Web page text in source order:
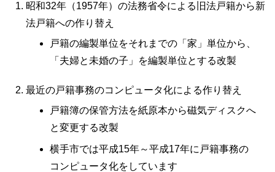
昭和32年（1957年）の法務省令による旧法戸籍から新
法戸籍への作り替え
戸籍の編製単位をそれまでの「家」単位から、
「夫婦と未婚の子」を編製単位とする改製
最近の戸籍事務のコンピュータ化による作り替え
戸籍簿の保管方法を紙原本から磁気ディスクへ
と変更する改製
横手市では平成15年～平成17年に戸籍事務の
コンピュータ化をしています